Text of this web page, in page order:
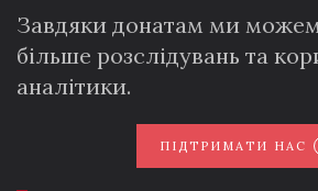
Завдяки донатам ми
більше розслідувань та
аналітики.
ПІДТРИМАТИ НАС